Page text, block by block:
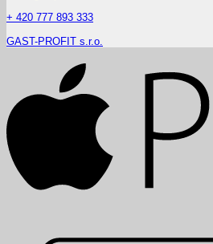
+ 420 777 893 333
GAST-PROFIT s.r.o.